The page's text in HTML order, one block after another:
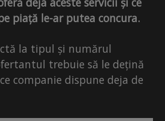
piață le-ar putea concura.
la tipul și numărul
trebuie să le dețină
companie dispune deja de